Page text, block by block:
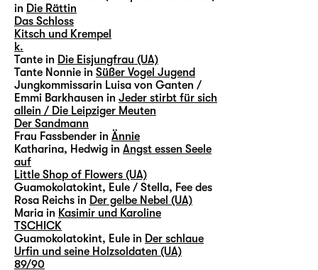
in Die Rättin
Das Schloss
Kitsch und Krempel
k.
Tante in Die Eisjungfrau (UA)
Tante Nonnie in Süßer Vogel Jugend
Jungkommissarin Luisa von Ganten /
Emmi Barkhausen in Jeder stirbt für sich
allein / Die Leipziger Meuten
Der Sandmann
Frau Fassbender in Ännie
Katharina, Hedwig in Angst essen Seele
auf
Little Shop of Flowers (UA)
Guamokolatokint, Eule / Stella, Fee des
Rosa Reichs in Der gelbe Nebel (UA)
Maria in Kasimir und Karoline
TSCHICK
Guamokolatokint, Eule in Der schlaue
Urfin und seine Holzsoldaten (UA)
89/90